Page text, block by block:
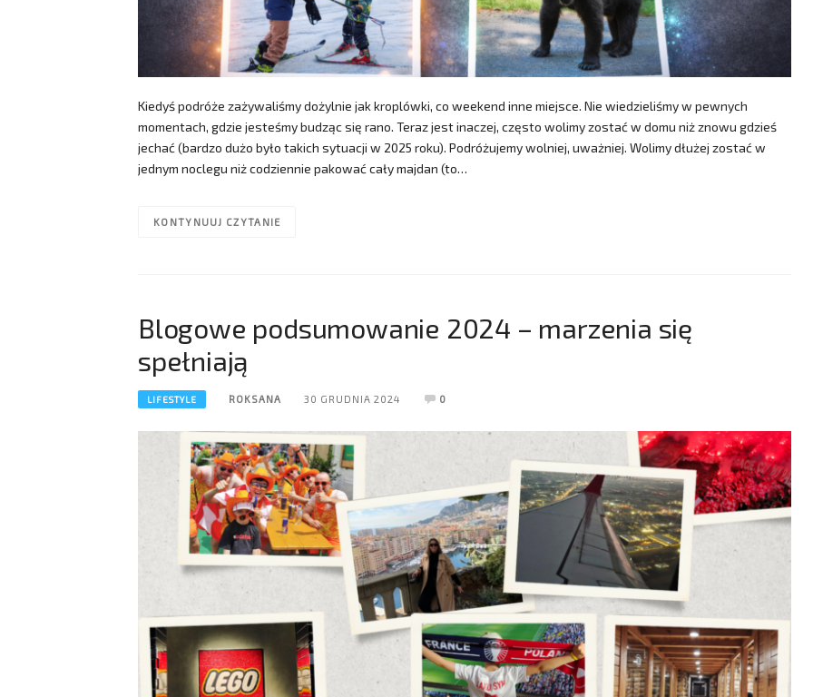
Kiedyś podróże zażywaliśmy dożylnie jak kroplówki, co weekend inne miejsce. Nie wiedzieliśmy w pewnych
momentach, gdzie jesteśmy budząc się rano. Teraz jest inaczej, często wolimy zostać w domu niż znowu gdzieś
jechać (bardzo dużo było takich sytuacji w 2025 roku). Podróżujemy wolniej, uważniej. Wolimy dłużej zostać w
jednym noclegu niż codziennie pakować cały majdan (to…
KONTYNUUJ CZYTANIE
Blogowe podsumowanie 2024 – marzenia się
spełniają
LIFESTYLE ROKSANA 30 GRUDNIA 2024 0